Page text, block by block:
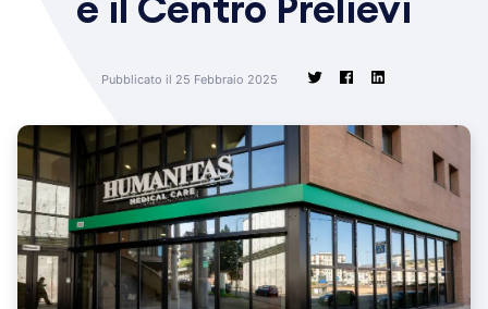
e il Centro Prelievi
Pubblicato il 25 Febbraio 2025